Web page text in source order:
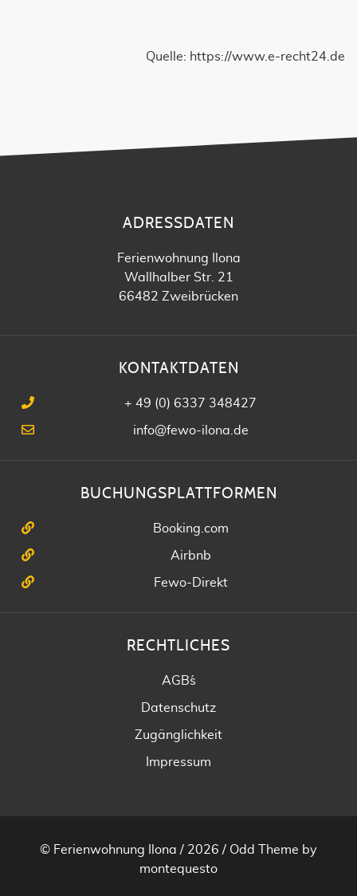
Quelle: https://www.e-recht24.de
ADRESSDATEN
Ferienwohnung Ilona
Wallhalber Str. 21
66482 Zweibrücken
KONTAKTDATEN
+ 49 (0) 6337 348427
info@fewo-ilona.de
BUCHUNGSPLATTFORMEN
Booking.com
Airbnb
Fewo-Direkt
RECHTLICHES
AGB´s
Datenschutz
Zugänglichkeit
Impressum
© Ferienwohnung Ilona / 2026 / Odd Theme by
montequesto